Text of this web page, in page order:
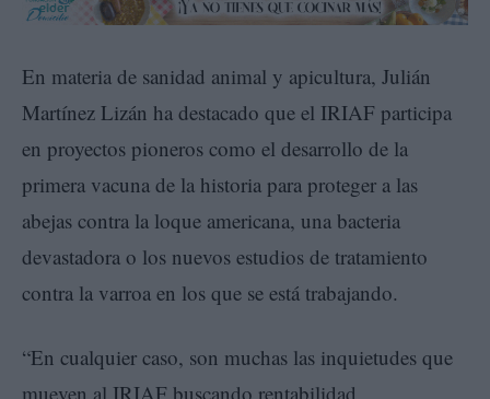
En materia de sanidad animal y apicultura, Julián
Martínez Lizán ha destacado que el IRIAF participa
en proyectos pioneros como el desarrollo de la
primera vacuna de la historia para proteger a las
abejas contra la loque americana, una bacteria
devastadora o los nuevos estudios de tratamiento
contra la varroa en los que se está trabajando.
“En cualquier caso, son muchas las inquietudes que
mueven al IRIAF buscando rentabilidad,